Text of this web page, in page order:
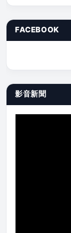
FACEBOOK
影音新聞